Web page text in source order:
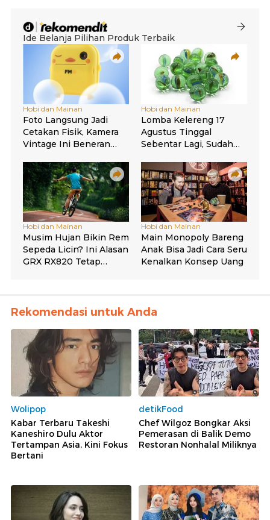
Rekomendasi untuk Anda
Wolipop
Kabar Terbaru Takeshi
Kaneshiro Dulu Aktor
Tertampan Asia, Kini Fokus
Bertani
detikFood
Chef Wilgoz Bongkar Aksi
Pemerasan di Balik Demo
Restoran Nonhalal Miliknya